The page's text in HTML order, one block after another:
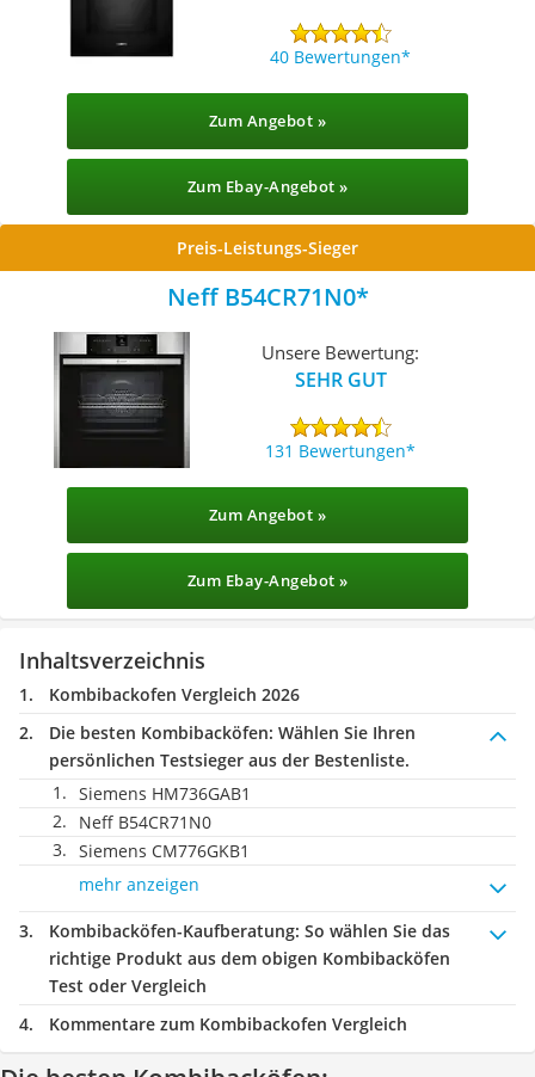
40 Bewertungen
Zum Angebot »
Zum Ebay-Angebot »
Preis-Leistungs-Sieger
Neff B54CR71N0
Unsere Bewertung:
SEHR GUT
131 Bewertungen
Zum Angebot »
Zum Ebay-Angebot »
Inhaltsverzeichnis
Kombibackofen Vergleich 2026
Die besten Kombibacköfen: Wählen Sie Ihren
persönlichen Testsieger aus der Bestenliste.
Siemens HM736GAB1
Neff B54CR71N0
Siemens CM776GKB1
mehr anzeigen
Kombibacköfen-Kaufberatung: So wählen Sie das
richtige Produkt aus dem obigen Kombibacköfen
Test oder Vergleich
Kommentare zum Kombibackofen Vergleich